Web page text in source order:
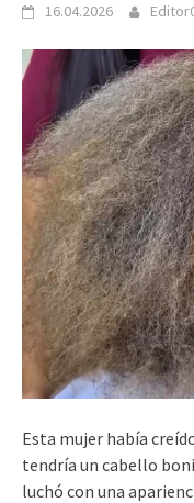
16.04.2026
Esta mujer había
tendría un cabello
luchó con una